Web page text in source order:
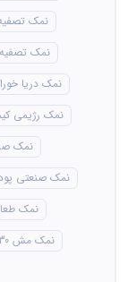
نمک
نمک
نمک دریا
نمک رژیمی
نمک
نمک صنعتی
نمک
نمک مش 130